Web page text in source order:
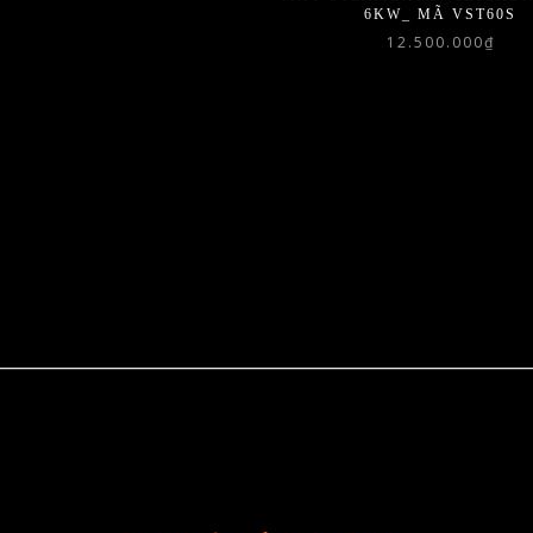
6KW_ MÃ VST60S
12.500.000₫